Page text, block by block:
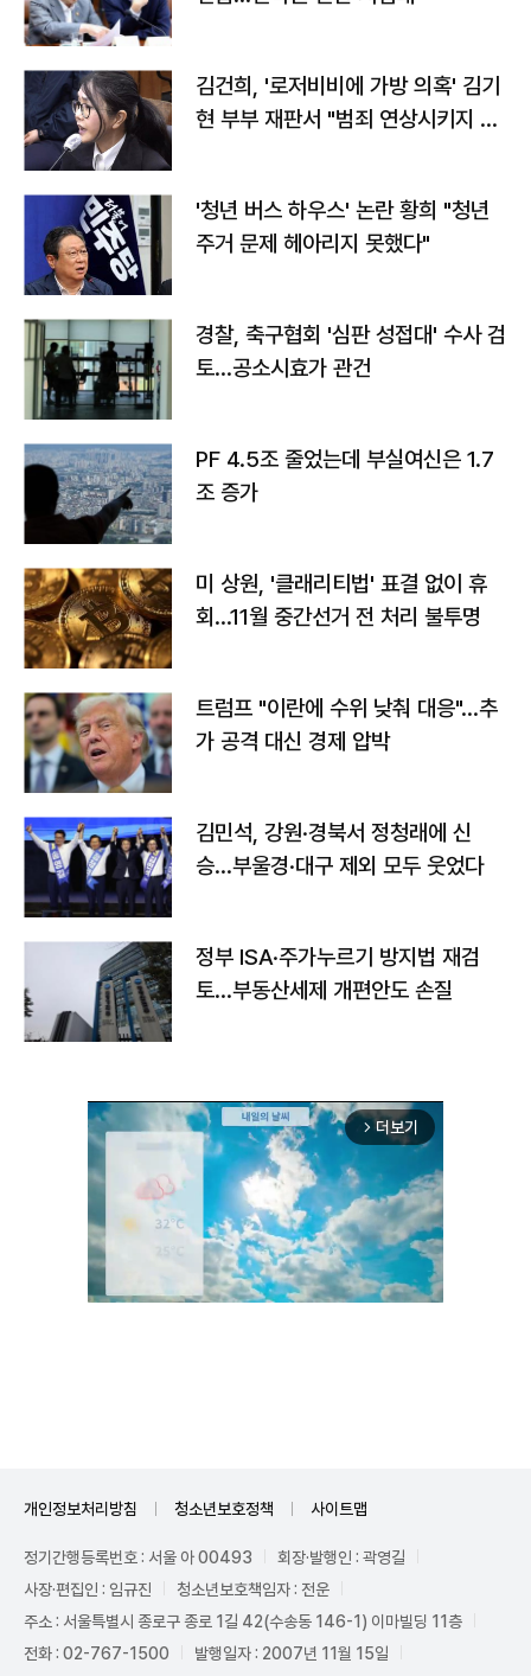
김건희, '로저비비에 가방 의혹' 김기
현 부부 재판서 "범죄 연상시키지 말
'청년 버스 하우스' 논란 황희 "청년
주거 문제 헤아리지 못했다"
경찰, 축구협회 '심판 성접대' 수사 검
토…공소시효가 관건
PF 4.5조 줄었는데 부실여신은 1.7
조 증가
미 상원, '클래리티법' 표결 없이 휴
회…11월 중간선거 전 처리 불투명
트럼프 "이란에 수위 낮춰 대응"…추
가 공격 대신 경제 압박
김민석, 강원·경북서 정청래에 신
승…부울경·대구 제외 모두 웃었다
정부 ISA·주가누르기 방지법 재검
토…부동산세제 개편안도 손질
arrow_forward_ios 더보기
개인정보처리방침 청소년보호정책 사이트맵
정기간행등록번호 : 서울 아 00493
회장·발행인 : 곽영길
사장·편집인 : 임규진
청소년보호책임자 : 전운
주소 : 서울특별시 종로구 종로 1길 42(수송동 146-1) 이마빌딩 11층
전화 : 02-767-1500
발행일자 : 2007년 11월 15일